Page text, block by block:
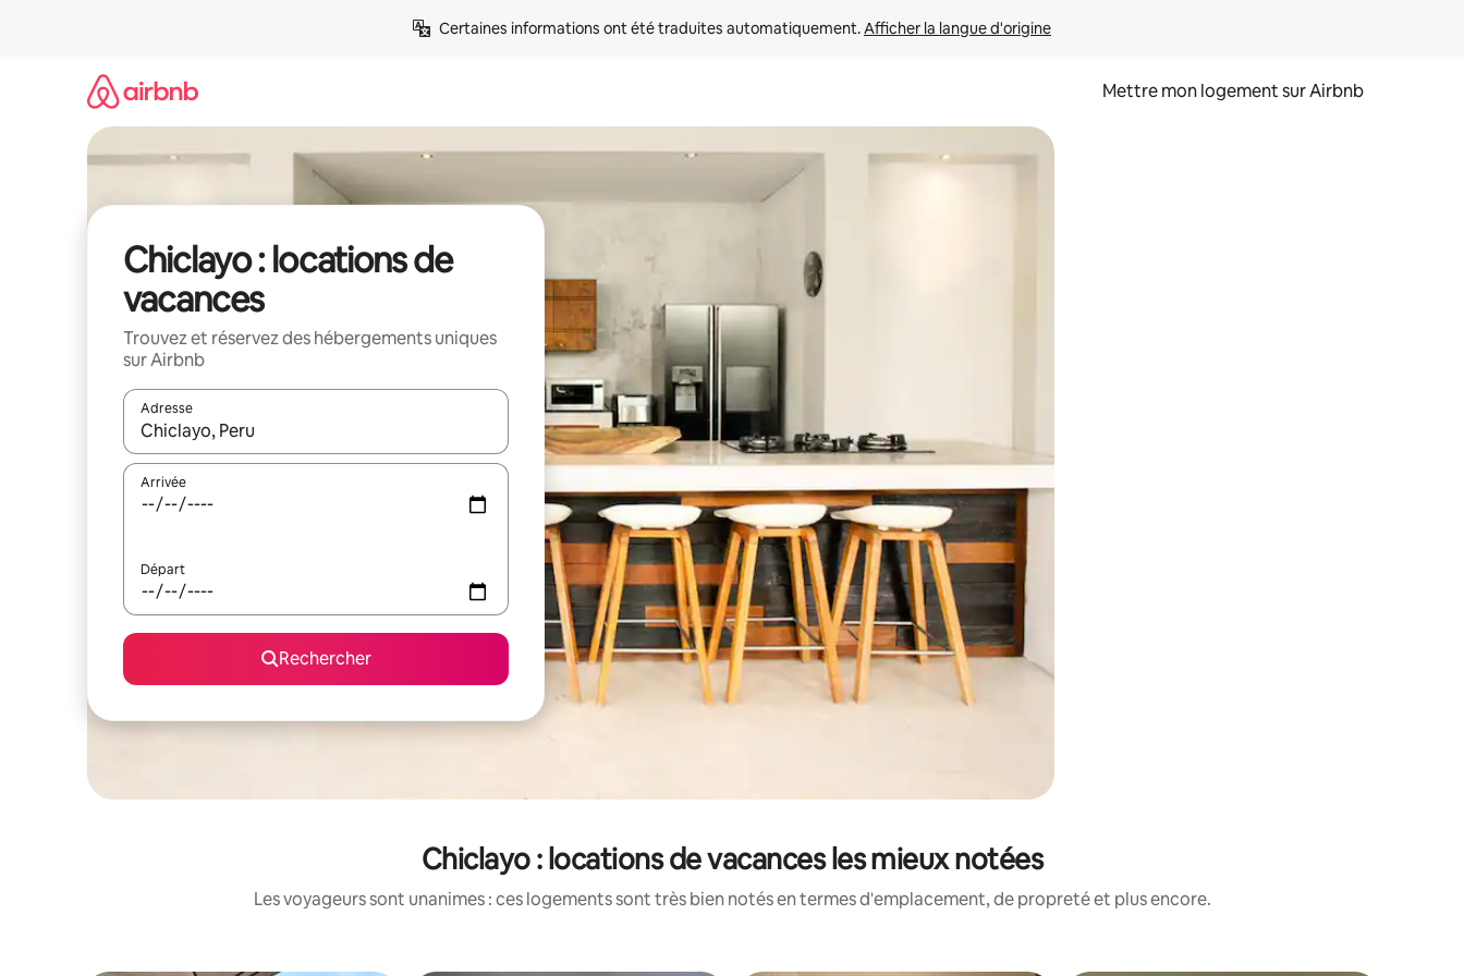
Certaines informations ont été traduites automatiquement. Afficher la langue d'origine
Mettre mon logement sur Airbnb
Chiclayo : locations de
vacances
Trouvez et réservez des hébergements uniques
sur Airbnb
Adresse
Lorsque les résultats s'affichent, utilisez les flèches vers le haut et vers le bas pour les parcourir ou en appuyant et en faisant glisser.
Arrivée
Départ
Rechercher
Chiclayo : locations de vacances les mieux notées
Les voyageurs sont unanimes : ces logements sont très bien notés en termes d'emplacement, de propreté et plus encore.